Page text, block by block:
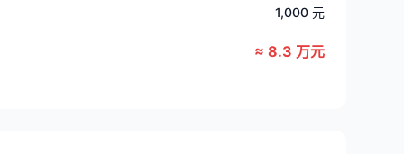
1,000 元
≈ 8.3 万元